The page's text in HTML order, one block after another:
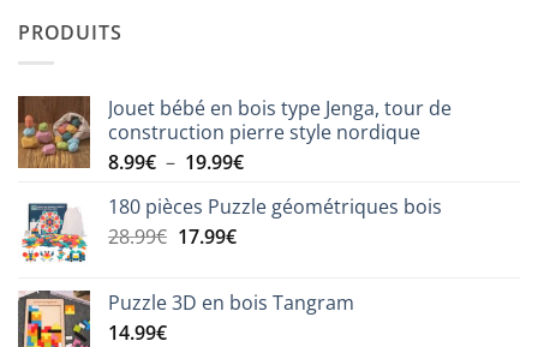
PRODUITS
Jouet bébé en bois type Jenga, tour de
construction pierre style nordique
8.99€ – 19.99€Plage
prix :
180 pièces Puzzle géométriques bois
28.99€ Le
était :
17.99€Le
est :
Puzzle 3D en bois Tangram
14.99€